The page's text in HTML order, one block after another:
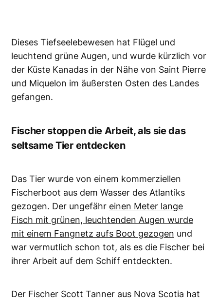
Dieses Tiefseelebewesen hat Flügel und
leuchtend grüne Augen, und wurde kürzlich vor
der Küste Kanadas in der Nähe von Saint Pierre
und Miquelon im äußersten Osten des Landes
gefangen.
Fischer stoppen die Arbeit, als sie das
seltsame Tier entdecken
Das Tier wurde von einem kommerziellen
Fischerboot aus dem Wasser des Atlantiks
gezogen. Der ungefähr einen Meter lange
Fisch mit grünen, leuchtenden Augen wurde
mit einem Fangnetz aufs Boot gezogen und
war vermutlich schon tot, als es die Fischer bei
ihrer Arbeit auf dem Schiff entdeckten.
Der Fischer Scott Tanner aus Nova Scotia hat